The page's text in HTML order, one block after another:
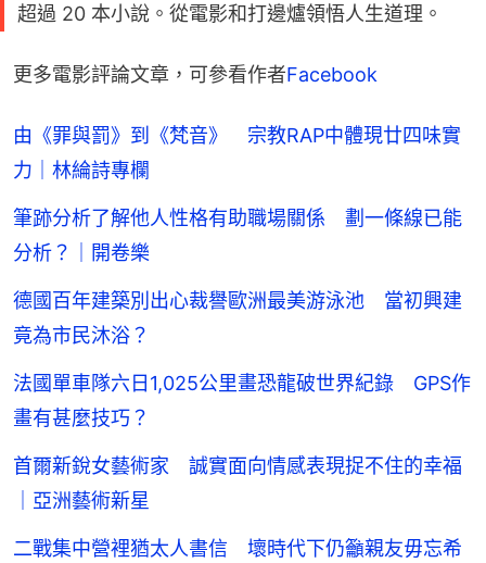
超過 20 本小說。從電影和打邊爐領悟人生道理。
更多電影評論文章，可參看作者Facebook
由《罪與罰》到《梵音》 宗教RAP中體現廿四味實
力｜林綸詩專欄
筆跡分析了解他人性格有助職場關係 劃一條線已能
分析？｜開卷樂
德國百年建築別出心裁譽歐洲最美游泳池 當初興建
竟為市民沐浴？
法國單車隊六日1,025公里畫恐龍破世界紀錄 GPS作
畫有甚麼技巧？
首爾新銳女藝術家 誠實面向情感表現捉不住的幸福
｜亞洲藝術新星
二戰集中營裡猶太人書信 壞時代下仍籲親友毋忘希